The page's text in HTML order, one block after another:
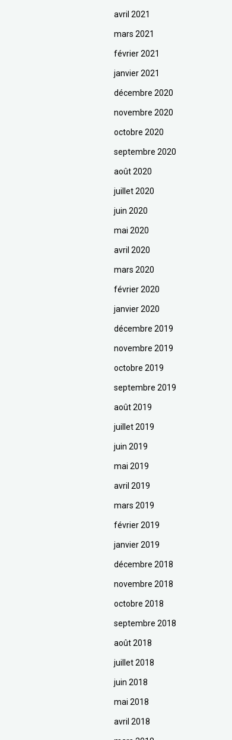
avril 2021
mars 2021
février 2021
janvier 2021
décembre 2020
novembre 2020
octobre 2020
septembre 2020
août 2020
juillet 2020
juin 2020
mai 2020
avril 2020
mars 2020
février 2020
janvier 2020
décembre 2019
novembre 2019
octobre 2019
septembre 2019
août 2019
juillet 2019
juin 2019
mai 2019
avril 2019
mars 2019
février 2019
janvier 2019
décembre 2018
novembre 2018
octobre 2018
septembre 2018
août 2018
juillet 2018
juin 2018
mai 2018
avril 2018